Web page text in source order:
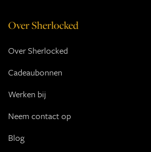
Over Sherlocked
Over Sherlocked
Cadeaubonnen
Werken bij
Neem contact op
Blog